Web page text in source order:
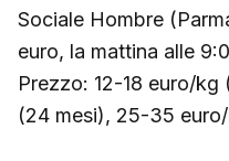
Sociale Hombre
euro, la mattina alle
Prezzo: 12-18 euro/
(24 mesi), 25-35